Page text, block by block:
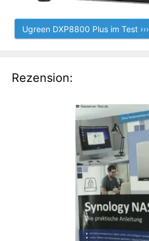
Ugreen DXP8800 Plus im Test ›››
Rezension: